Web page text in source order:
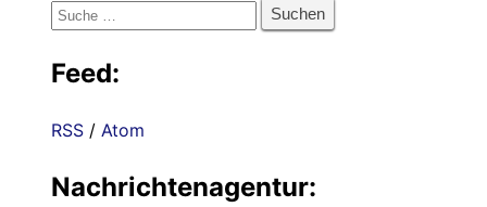
Suche
Feed:
RSS / Atom
Nachrichtenagentur: